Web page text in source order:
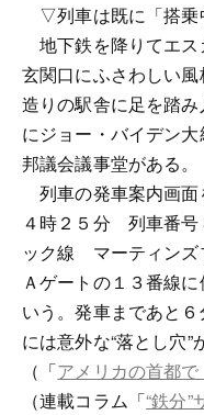
▽列車は既に「搭乗
地下鉄を降りてエス
玄関口にふさわしい
造りの駅舎に足を踏
にジョー・バイデン
邦議会議事堂がある。
列車の発車案内画面
４時２５分 列車番
ック線 マーティンズ
Ａゲートの１３番線
いう。発車まであと
には意外な“落とし穴”
（「アメリカの首都で
（連載コラム「“鉄分”